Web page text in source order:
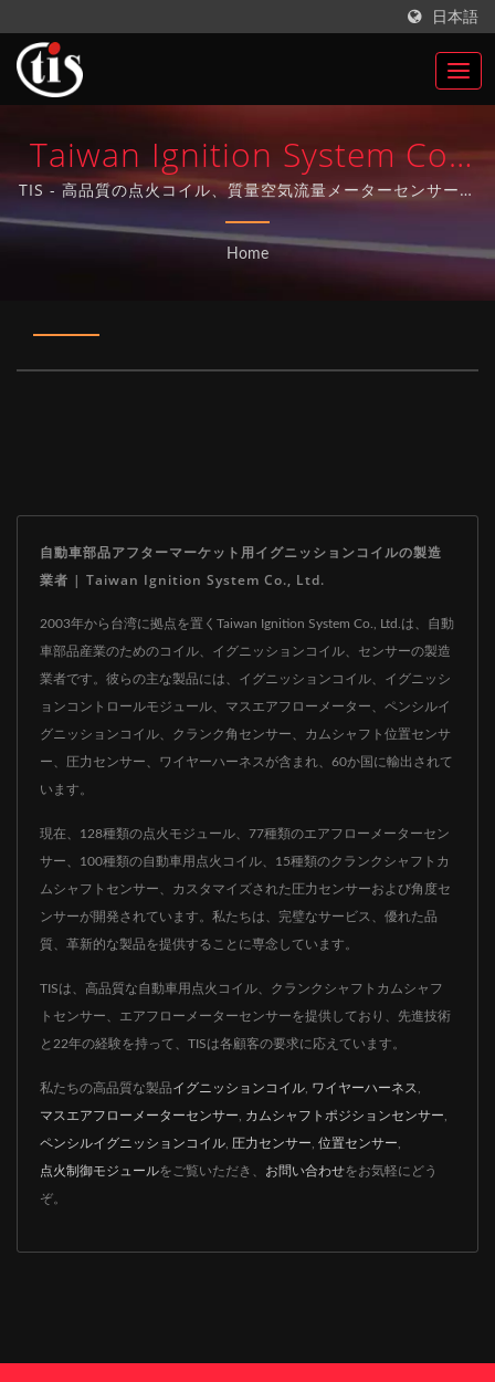
日本語
Taiwan Ignition System Co.,
Ltd.
TIS - 高品質の点火コイル、質量空気流量メーターセンサー、
点火制御モジュール、カムシャフトセンサー、クランク角セ
ンサーの専門メーカー。
Home
自動車部品アフターマーケット用イグニッションコイルの製造
業者 | Taiwan Ignition System Co., Ltd.
2003年から台湾に拠点を置くTaiwan Ignition System Co., Ltd.は、自動
車部品産業のためのコイル、イグニッションコイル、センサーの製造
業者です。彼らの主な製品には、イグニッションコイル、イグニッシ
ョンコントロールモジュール、マスエアフローメーター、ペンシルイ
グニッションコイル、クランク角センサー、カムシャフト位置センサ
ー、圧力センサー、ワイヤーハーネスが含まれ、60か国に輸出されて
います。
現在、128種類の点火モジュール、77種類のエアフローメーターセン
サー、100種類の自動車用点火コイル、15種類のクランクシャフトカ
ムシャフトセンサー、カスタマイズされた圧力センサーおよび角度セ
ンサーが開発されています。私たちは、完璧なサービス、優れた品
質、革新的な製品を提供することに専念しています。
TISは、高品質な自動車用点火コイル、クランクシャフトカムシャフ
トセンサー、エアフローメーターセンサーを提供しており、先進技術
と22年の経験を持って、TISは各顧客の要求に応えています。
私たちの高品質な製品イグニッションコイル ワイヤーハーネス
マスエアフローメーターセンサー カムシャフトポジションセンサー
ペンシルイグニッションコイル 圧力センサー 位置センサー
点火制御モジュールをご覧いただき、 お問い合わせをお気軽にどう
ぞ。